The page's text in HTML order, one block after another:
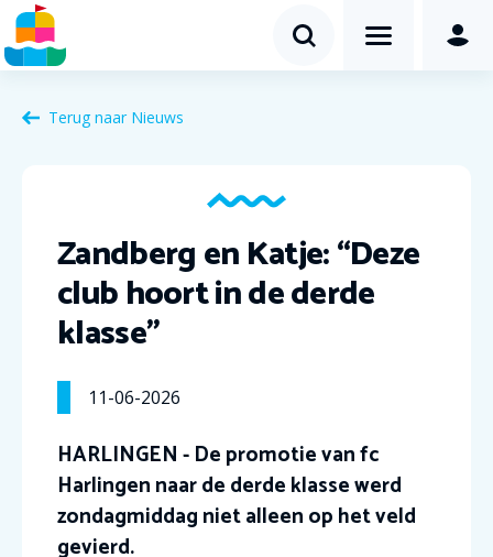
Terug naar Nieuws
Zandberg en Katje: “Deze
club hoort in de derde
klasse”
11-06-2026
HARLINGEN - De promotie van fc
Harlingen naar de derde klasse werd
zondagmiddag niet alleen op het veld
gevierd.